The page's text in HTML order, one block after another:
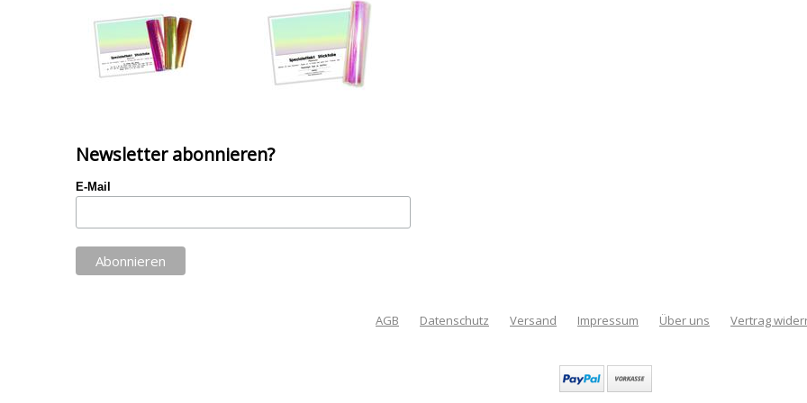
Newsletter abonnieren?
E-Mail
AGB Datenschutz Versand Impressum Über uns Vertrag